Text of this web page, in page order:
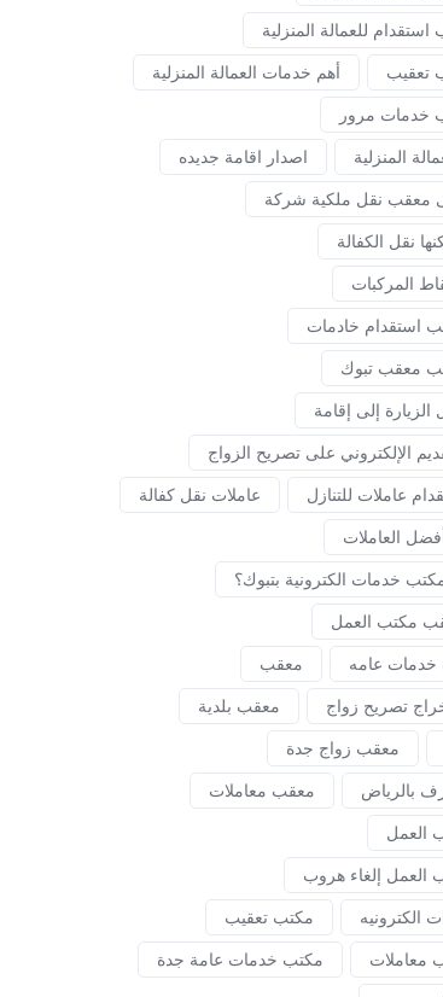
للعمالة المنزلية
تعقيب
أهم خدمات العمالة المنزلية
خدمات مرور
المنزلية
اصدار اقامة جديده
معقب نقل ملكية شركة
نقل الكفالة
المركبات
استقدام خادمات
معقب تبوك
إلى إقامة
الإلكتروني على تصريح الزواج
عاملات للتنازل
عاملات نقل كفالة
العاملات
مكتب خدمات الكترونية بتبوك؟
مكتب العمل
خدمات عامه
معقب
تصريح زواج
معقب بلدية
معقب زواج جدة
بالرياض
معقب معاملات
العمل
إلغاء هروب
الكترونيه
مكتب تعقيب
معاملات
مكتب خدمات عامة جدة